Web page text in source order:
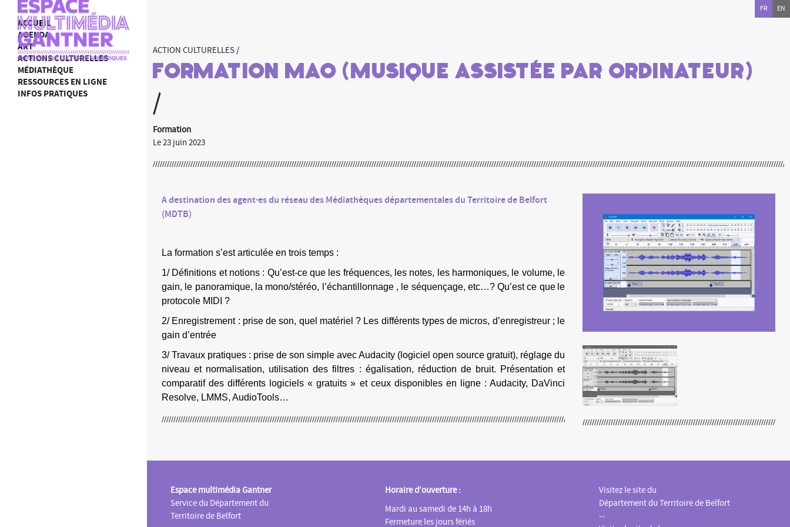
ACCUEIL
AGENDA
ART
ACTIONS CULTURELLES
MÉDIATHÈQUE
RESSOURCES EN LIGNE
INFOS PRATIQUES
ACTION CULTURELLES /
Formation MAO (musique assistée par ordinateur)
/
Formation
Le 23 juin 2023
A destination des agent·es du réseau des Médiathèques départementales du Territoire de Belfort
(MDTB)
La formation s’est articulée en trois temps :
1/ Définitions et notions : Qu’est-ce que les fréquences, les notes, les harmoniques, le volume, le
gain, le panoramique, la mono/stéréo, l’échantillonnage, le séquençage, etc…?Qu’est ce que le
protocole MIDI ?
2/ Enregistrement : prise de son, quel matériel ? Les différents types de micros, d’enregistreur ; le
gain d’entrée
3/ Travaux pratiques : prise de son simple avec Audacity (logiciel open source gratuit), réglage du
niveau et normalisation, utilisation des filtres : égalisation, réduction de bruit. Présentation et
comparatif des différents logiciels « gratuits » et ceux disponibles en ligne : Audacity, DaVinci
Resolve, LMMS, AudioTools…
Espace multimédia Gantner
Service du Département du
Territoire de Belfort
Horaire d’ouverture :
Mardi au samedi de 14h à 18h
Fermeture les jours fériés
Visitez le site du
Département du Territoire de Belfort
--
FR EN